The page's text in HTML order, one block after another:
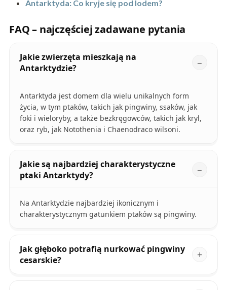
Antarktyda: Co kryje się pod lodem?
FAQ – najczęściej zadawane pytania
Jakie zwierzęta mieszkają na
Antarktydzie?
Antarktyda jest domem dla wielu unikalnych form
życia, w tym ptaków, takich jak pingwiny, ssaków, jak
foki i wieloryby, a także bezkręgowców, takich jak kryl,
oraz ryb, jak Notothenia i Chaenodraco wilsoni.
Jakie są najbardziej charakterystyczne
ptaki Antarktydy?
Na Antarktydzie najbardziej ikonicznym i
charakterystycznym gatunkiem ptaków są pingwiny.
Jak głęboko potrafią nurkować pingwiny
cesarskie?